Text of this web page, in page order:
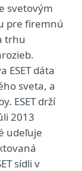
svetovým
pre firemnú
trhu
ESET dáta
sveta, a
ESET drží
2013
udeľuje
sídli v